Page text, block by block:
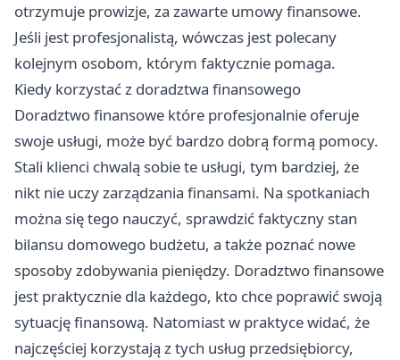
otrzymuje prowizje, za zawarte umowy finansowe.
Jeśli jest profesjonalistą, wówczas jest polecany
kolejnym osobom, którym faktycznie pomaga.
Kiedy korzystać z doradztwa finansowego
Doradztwo finansowe które profesjonalnie oferuje
swoje usługi, może być bardzo dobrą formą pomocy.
Stali klienci chwalą sobie te usługi, tym bardziej, że
nikt nie uczy zarządzania finansami. Na spotkaniach
można się tego nauczyć, sprawdzić faktyczny stan
bilansu domowego budżetu, a także poznać nowe
sposoby zdobywania pieniędzy. Doradztwo finansowe
jest praktycznie dla każdego, kto chce poprawić swoją
sytuację finansową. Natomiast w praktyce widać, że
najczęściej korzystają z tych usług przedsiębiorcy,